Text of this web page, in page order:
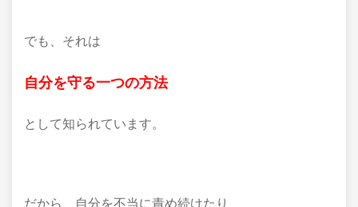
でも、それは
自分を守る一つの方法
として知られています。
だから、自分を不当に責め続けたり